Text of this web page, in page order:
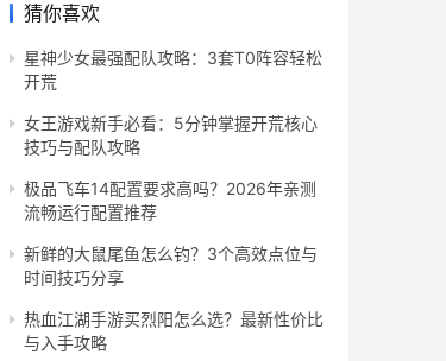
猜你喜欢
星神少女最强配队攻略：3套T0阵容轻松
开荒
女王游戏新手必看：5分钟掌握开荒核心
技巧与配队攻略
极品飞车14配置要求高吗？2026年亲测
流畅运行配置推荐
新鲜的大鼠尾鱼怎么钓？3个高效点位与
时间技巧分享
热血江湖手游买烈阳怎么选？最新性价比
与入手攻略